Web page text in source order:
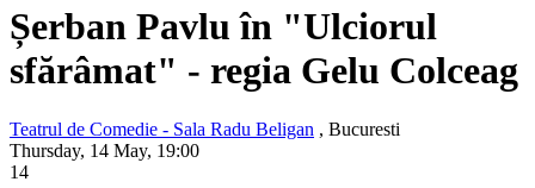
Șerban Pavlu în "Ulciorul
sfărâmat" - regia Gelu Colceag
Teatrul de Comedie - Sala Radu Beligan , Bucuresti
Thursday, 14 May, 19:00
14